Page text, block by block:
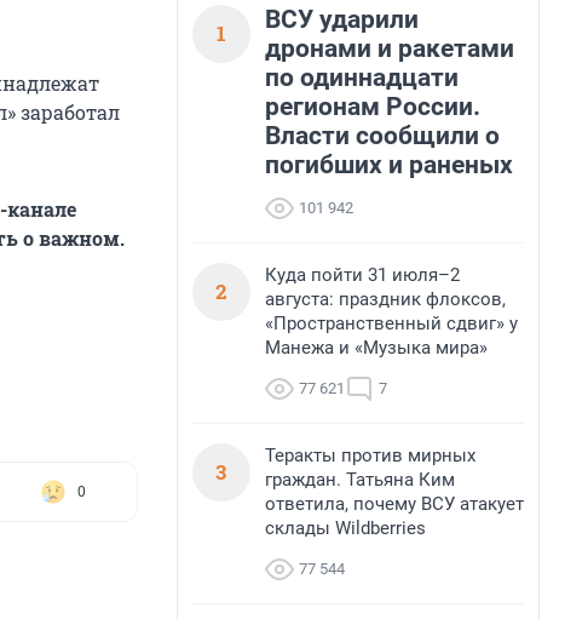
заработал
о важном.
0
1
ВСУ ударили
дронами и ракетами
по одиннадцати
регионам России.
Власти сообщили о
погибших и раненых
101 942
2
Куда пойти 31 июля–2
августа: праздник флоксов,
«Пространственный сдвиг» у
Манежа и «Музыка мира»
77 621 7
3
Теракты против мирных
граждан. Татьяна Ким
ответила, почему ВСУ атакует
склады Wildberries
77 544